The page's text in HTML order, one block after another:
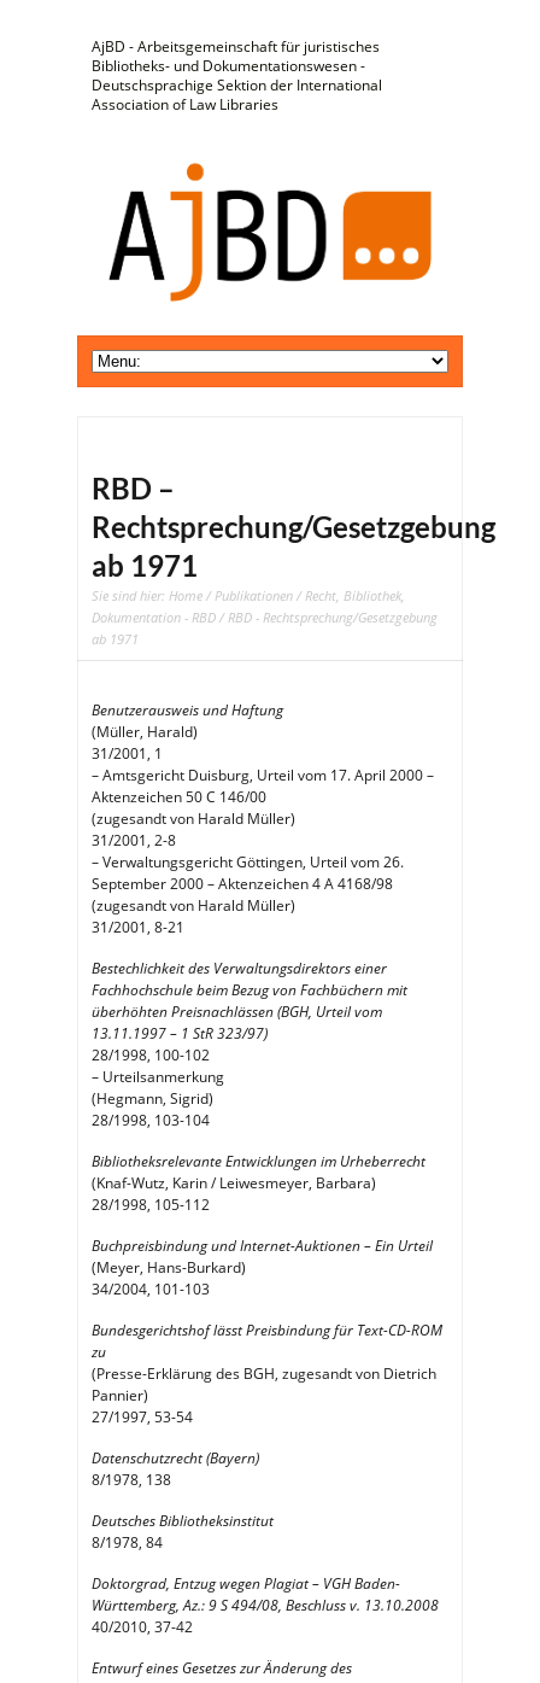
AjBD - Arbeitsgemeinschaft für juristisches
Bibliotheks- und Dokumentationswesen -
Deutschsprachige Sektion der International
Association of Law Libraries
RBD –
Rechtsprechung/Gesetzgebung
ab 1971
Sie sind hier: Home / Publikationen / Recht, Bibliothek,
Dokumentation - RBD / RBD - Rechtsprechung/Gesetzgebung
ab 1971
Benutzerausweis und Haftung
(Müller, Harald)
31/2001, 1
– Amtsgericht Duisburg, Urteil vom 17. April 2000 –
Aktenzeichen 50 C 146/00
(zugesandt von Harald Müller)
31/2001, 2-8
– Verwaltungsgericht Göttingen, Urteil vom 26.
September 2000 – Aktenzeichen 4 A 4168/98
(zugesandt von Harald Müller)
31/2001, 8-21
Bestechlichkeit des Verwaltungsdirektors einer
Fachhochschule beim Bezug von Fachbüchern mit
überhöhten Preisnachlässen (BGH, Urteil vom
13.11.1997 – 1 StR 323/97)
28/1998, 100-102
– Urteilsanmerkung
(Hegmann, Sigrid)
28/1998, 103-104
Bibliotheksrelevante Entwicklungen im Urheberrecht
(Knaf-Wutz, Karin / Leiwesmeyer, Barbara)
28/1998, 105-112
Buchpreisbindung und Internet-Auktionen – Ein Urteil
(Meyer, Hans-Burkard)
34/2004, 101-103
Bundesgerichtshof lässt Preisbindung für Text-CD-ROM
zu
(Presse-Erklärung des BGH, zugesandt von Dietrich
Pannier)
27/1997, 53-54
Datenschutzrecht (Bayern)
8/1978, 138
Deutsches Bibliotheksinstitut
8/1978, 84
Doktorgrad, Entzug wegen Plagiat – VGH Baden-
Württemberg, Az.: 9 S 494/08, Beschluss v. 13.10.2008
40/2010, 37-42
Entwurf eines Gesetzes zur Änderung des